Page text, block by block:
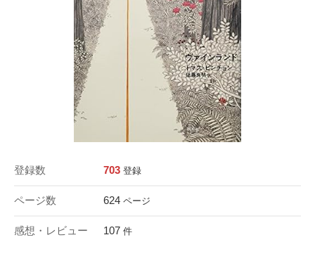
登録数 703 登録
ページ数 624 ページ
感想・レビュー 107 件